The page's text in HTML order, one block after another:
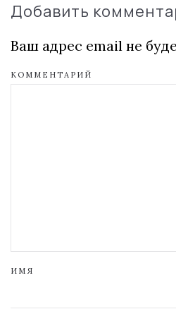
Добавить
Ваш адрес email не
КОММЕНТАРИЙ
ИМЯ